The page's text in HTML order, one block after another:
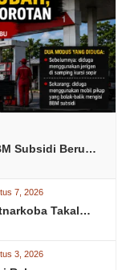
Subsidi Beru…
7, 2026
Takal…
3, 2026